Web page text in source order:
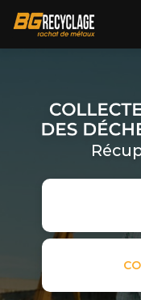
contenu
principal